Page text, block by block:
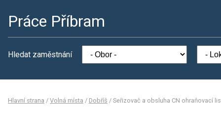
Práce Příbram
Hledat zaměstnání
Hlavní strana / Volná místa / Dobříš / Seřizovač a obsluha CN ohraňovací lis